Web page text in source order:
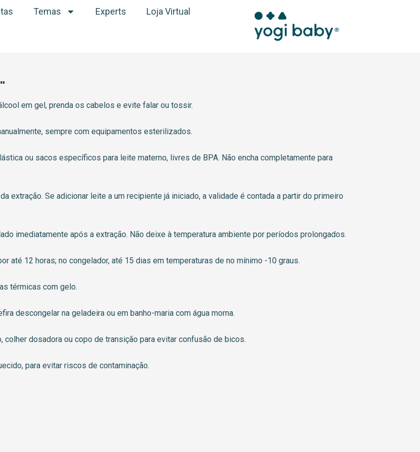
Temas Experts Loja Virtual
em gel, prenda os cabelos e evite falar ou tossir.
sempre com equipamentos esterilizados.
ou sacos específicos para leite materno, livres de BPA. Não encha completamente para
extração. Se adicionar leite a um recipiente já iniciado, a validade é contada a partir do primeiro
imediatamente após a extração. Não deixe à temperatura ambiente por períodos prolongados.
até 12 horas; no congelador, até 15 dias em temperaturas de no mínimo -10 graus.
térmicas com gelo.
descongelar na geladeira ou em banho-maria com água morna.
dosadora ou copo de transição para evitar confusão de bicos.
para evitar riscos de contaminação.